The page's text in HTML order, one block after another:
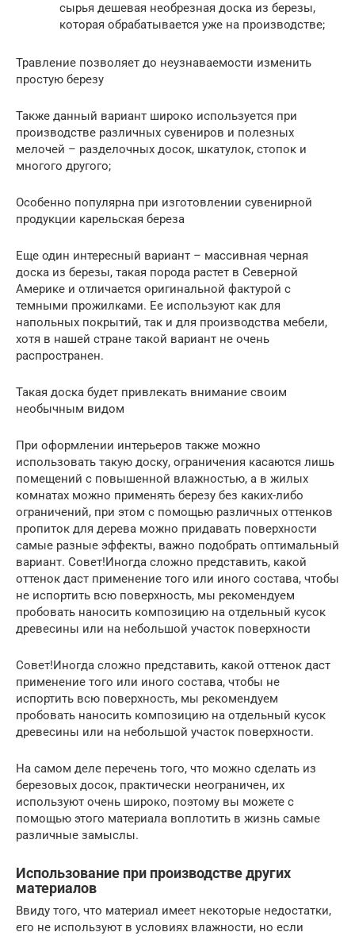
сырья дешевая необрезная доска из березы,
которая обрабатывается уже на производстве;
Травление позволяет до неузнаваемости изменить
простую березу
Также данный вариант широко используется при
производстве различных сувениров и полезных
мелочей – разделочных досок, шкатулок, стопок и
многого другого;
Особенно популярна при изготовлении сувенирной
продукции карельская береза
Еще один интересный вариант – массивная черная
доска из березы, такая порода растет в Северной
Америке и отличается оригинальной фактурой с
темными прожилками. Ее используют как для
напольных покрытий, так и для производства мебели,
хотя в нашей стране такой вариант не очень
распространен.
Такая доска будет привлекать внимание своим
необычным видом
При оформлении интерьеров также можно
использовать такую доску, ограничения касаются лишь
помещений с повышенной влажностью, а в жилых
комнатах можно применять березу без каких-либо
ограничений, при этом с помощью различных оттенков
пропиток для дерева можно придавать поверхности
самые разные эффекты, важно подобрать оптимальный
вариант. Совет!Иногда сложно представить, какой
оттенок даст применение того или иного состава, чтобы
не испортить всю поверхность, мы рекомендуем
пробовать наносить композицию на отдельный кусок
древесины или на небольшой участок поверхности
Совет!Иногда сложно представить, какой оттенок даст
применение того или иного состава, чтобы не
испортить всю поверхность, мы рекомендуем
пробовать наносить композицию на отдельный кусок
древесины или на небольшой участок поверхности.
На самом деле перечень того, что можно сделать из
березовых досок, практически неограничен, их
используют очень широко, поэтому вы можете с
помощью этого материала воплотить в жизнь самые
различные замыслы.
Использование при производстве других
материалов
Ввиду того, что материал имеет некоторые недостатки,
его не используют в условиях влажности, но если